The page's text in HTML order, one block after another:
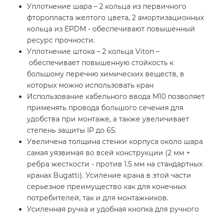
Уплотнение шара – 2 кольца из первичного
фторопласта желтого цвета, 2 амортизационных
кольца из EPDM - обеспечивают повышенный
ресурс прочности.
Уплотнение штока – 2 кольца Viton –
обеспечивает повышенную стойкость к
большому перечню химических веществ, в
которых можно использовать кран
Использование кабельного ввода M10 позволяет
применять провода большого сечения для
удобства при монтаже, а также увеличивает
степень защиты IP до 65.
Увеличена толщина стенки корпуса около шара
самая уязвимая во всей конструкции (2 мм +
ребра жесткости - против 1.5 мм на стандартных
кранах Bugatti). Усиление крана в этой части
серьезное преимущество как для конечных
потребителей, так и для монтажников.
Усиленная ручка и удобная кнопка для ручного